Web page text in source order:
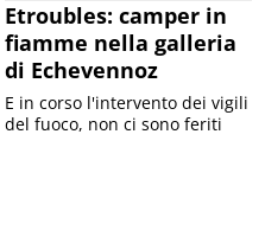
Etroubles: camper in
fiamme nella galleria
di Echevennoz
E in corso l'intervento dei vigili
del fuoco, non ci sono feriti